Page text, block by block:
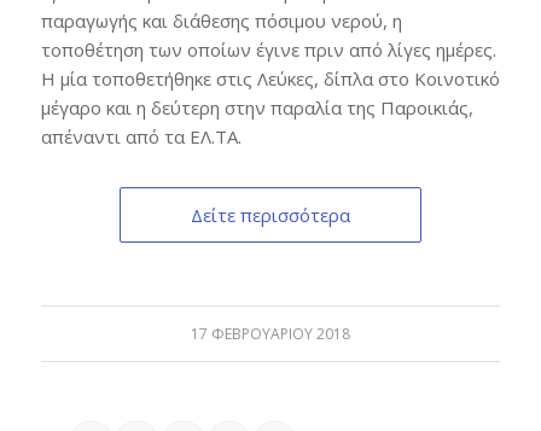
παραγωγής και διάθεσης πόσιμου νερού, η
τοποθέτηση των οποίων έγινε πριν από λίγες ημέρες.
Η μία τοποθετήθηκε στις Λεύκες, δίπλα στο Κοινοτικό
μέγαρο και η δεύτερη στην παραλία της Παροικιάς,
απέναντι από τα ΕΛ.ΤΑ.
Δείτε περισσότερα
17 ΦΕΒΡΟΥΑΡΊΟΥ 2018